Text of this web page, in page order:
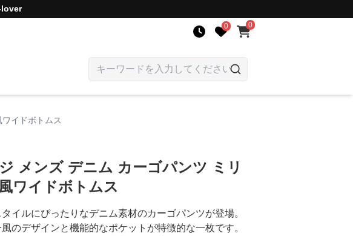
lover
0 0
イドボトムス
メンズ デニム カーゴパンツ ミリ
ワイドボトムス
イルにぴったりなデニム素材のカーゴパンツが登場。
風のデザインと機能的なポケットが特徴的な一枚です。